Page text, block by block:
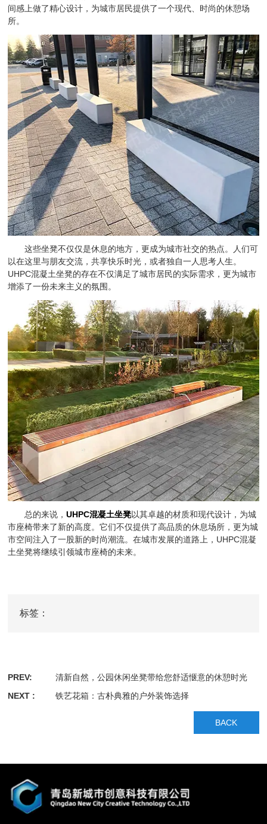
间感上做了精心设计，为城市居民提供了一个现代、时尚的休憩场
所。
这些坐凳不仅仅是休息的地方，更成为城市社交的热点。人们可
以在这里与朋友交流，共享快乐时光，或者独自一人思考人生。
UHPC混凝土坐凳的存在不仅满足了城市居民的实际需求，更为城市
增添了一份未来主义的氛围。
总的来说，UHPC混凝土坐凳以其卓越的材质和现代设计，为城
市座椅带来了新的高度。它们不仅提供了高品质的休息场所，更为城
市空间注入了一股新的时尚潮流。在城市发展的道路上，UHPC混凝
土坐凳将继续引领城市座椅的未来。
标签：
PREV:
清新自然，公园休闲坐凳带给您舒适惬意的休憩时光
NEXT :
铁艺花箱：古朴典雅的户外装饰选择
BACK